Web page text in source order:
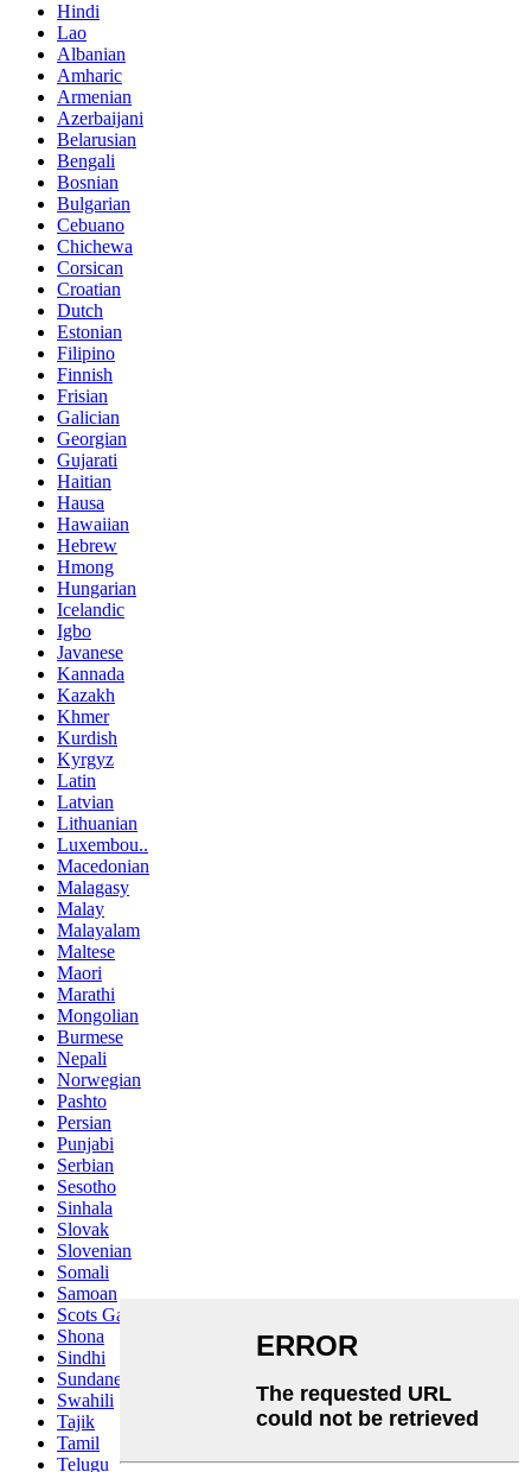
Hindi
Lao
Albanian
Amharic
Armenian
Azerbaijani
Belarusian
Bengali
Bosnian
Bulgarian
Cebuano
Chichewa
Corsican
Croatian
Dutch
Estonian
Filipino
Finnish
Frisian
Galician
Georgian
Gujarati
Haitian
Hausa
Hawaiian
Hebrew
Hmong
Hungarian
Icelandic
Igbo
Javanese
Kannada
Kazakh
Khmer
Kurdish
Kyrgyz
Latin
Latvian
Lithuanian
Luxembou..
Macedonian
Malagasy
Malay
Malayalam
Maltese
Maori
Marathi
Mongolian
Burmese
Nepali
Norwegian
Pashto
Persian
Punjabi
Serbian
Sesotho
Sinhala
Slovak
Slovenian
Somali
Samoan
Scots Gaelic
Shona
Sindhi
Sundanese
Swahili
Tajik
Tamil
Telugu